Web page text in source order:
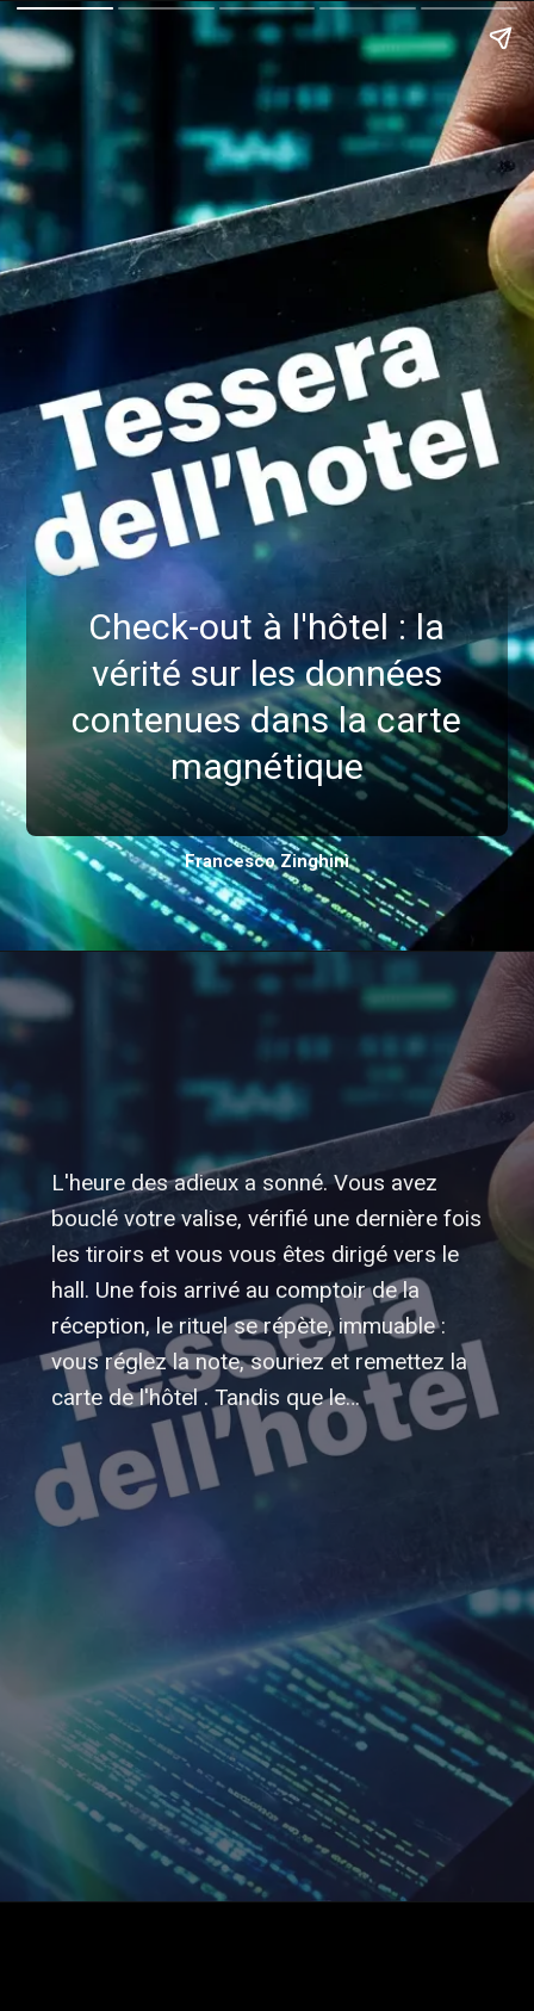
Check-out à l'hôtel : la
vérité sur les données
contenues dans la carte
magnétique
Francesco Zinghinì
L'heure des adieux a sonné. Vous avez
bouclé votre valise, vérifié une dernière fois
les tiroirs et vous vous êtes dirigé vers le
hall. Une fois arrivé au comptoir de la
réception, le rituel se répète, immuable :
vous réglez la note, souriez et remettez la
carte de l'hôtel . Tandis que le…